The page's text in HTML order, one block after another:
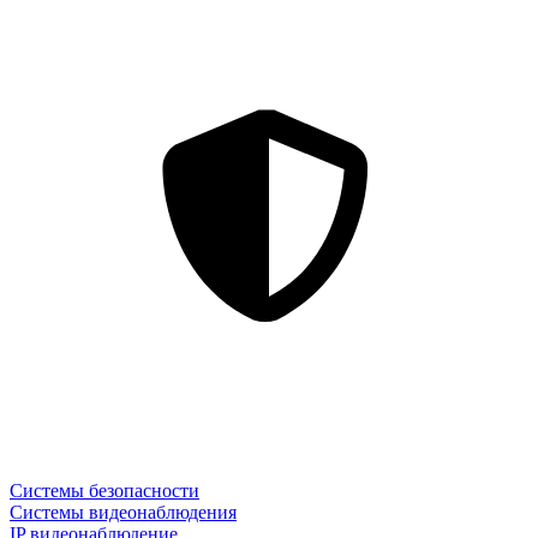
Системы безопасности
Системы видеонаблюдения